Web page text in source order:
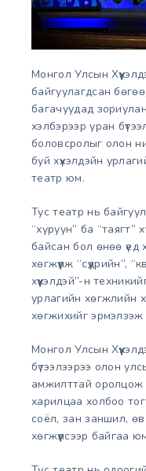
Монгол Улсын
байгуулагдсан
багачуудад
хэлбэрээр уран
боловсролыг олон
буй хүүхэлдэйн
театр юм.
Тус театр нь
“хуруун” ба “таягт”
байсан бол өнөө үед
хөгжүүлж “сүүдрийн”,
хүүхэлдэй”-н
урлагийн хөгжлийн
хөгжихийг
Монгол Улсын
бүтээлээрээ олон
амжилттай оролцож
харилцаа холбоо
соёл, зан заншил,
хөгжүүлсээр байгаа